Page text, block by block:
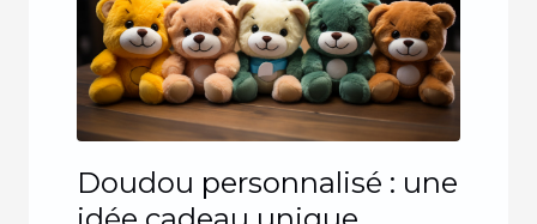
Doudou personnalisé : une